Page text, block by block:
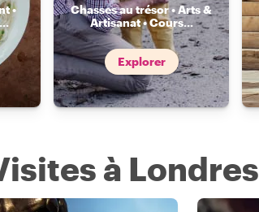
•
Chasses au trésor • Arts &
Artisanat • Cours...
Explorer
à Londres